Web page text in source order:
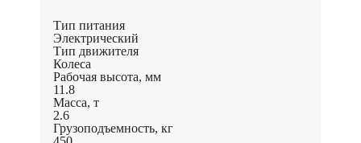
Тип питания
Электрический
Тип движителя
Колеса
Рабочая высота, мм
11.8
Масса, т
2.6
Грузоподъемность, кг